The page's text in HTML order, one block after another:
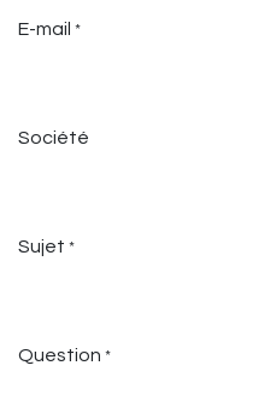
E-mail *
Société
Sujet *
Question *